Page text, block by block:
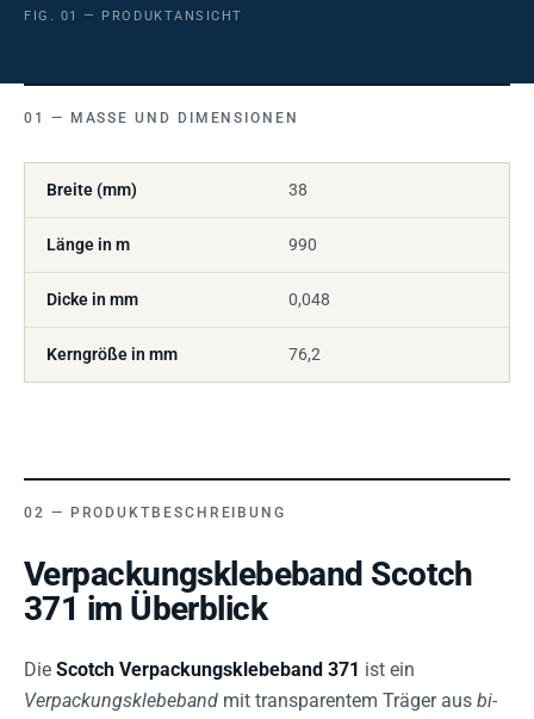
FIG. 01 — PRODUKTANSICHT
MASSE UND DIMENSIONEN
Breite (mm) 38
Länge in m 990
Dicke in mm 0,048
Kerngröße in mm 76,2
PRODUKTBESCHREIBUNG
Verpackungsklebeband Scotch
371 im Überblick
Die Scotch Verpackungsklebeband 371 ist ein
Verpackungsklebeband mit transparentem Träger aus bi-